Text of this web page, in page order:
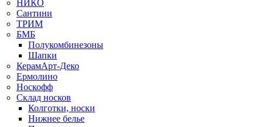
НИКО
Сантини
ТРИМ
БМБ
Полукомбинезоны
Шапки
КерамАрт-Деко
Ермолино
Носкофф
Склад носков
Колготки, носки
Нижнее белье